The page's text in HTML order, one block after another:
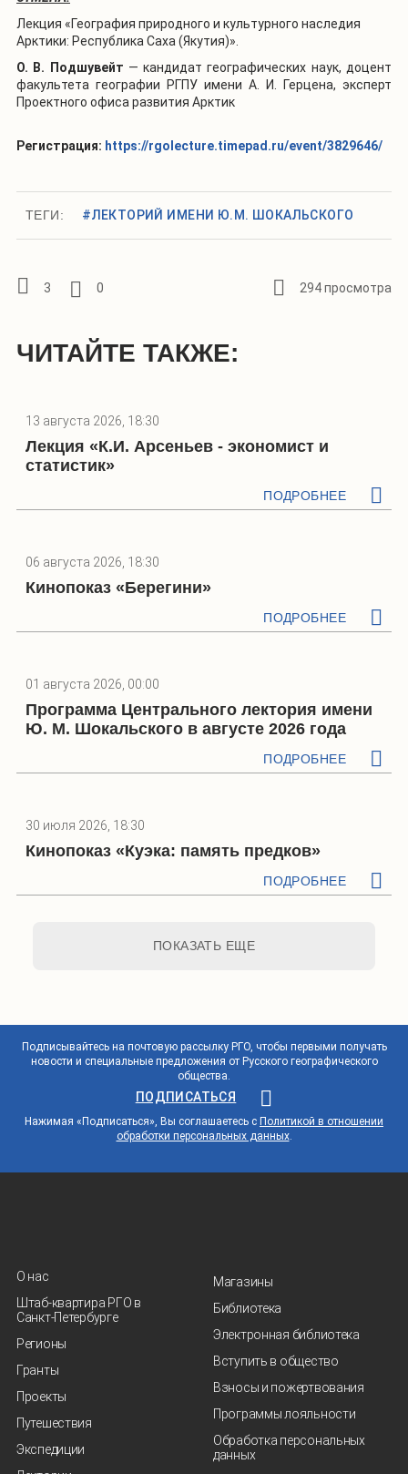
Лекция «География природного и культурного наследия
Арктики: Республика Саха (Якутия)».
О. В. Подшувейт — кандидат географических наук, доцент
факультета географии РГПУ имени А. И. Герцена, эксперт
Проектного офиса развития Арктик
Регистрация: https://rgolecture.timepad.ru/event/3829646/
ТЕГИ: #ЛЕКТОРИЙ ИМЕНИ Ю.М. ШОКАЛЬСКОГО
3 0 294 просмотра
ЧИТАЙТЕ ТАКЖЕ:
13 августа 2026, 18:30
Лекция «К.И. Арсеньев - экономист и
статистик»
ПОДРОБНЕЕ
06 августа 2026, 18:30
Кинопоказ «Берегини»
ПОДРОБНЕЕ
01 августа 2026, 00:00
Программа Центрального лектория имени
Ю. М. Шокальского в августе 2026 года
ПОДРОБНЕЕ
30 июля 2026, 18:30
Кинопоказ «Куэка: память предков»
ПОДРОБНЕЕ
ПОКАЗАТЬ ЕЩЕ
Подписывайтесь на почтовую рассылку РГО, чтобы первыми получать
новости и специальные предложения от Русского географического
общества.
ПОДПИСАТЬСЯ
Нажимая «Подписаться», Вы соглашаетесь с Политикой в отношении
обработки персональных данных.
О нас
Штаб-квартира РГО в
Санкт‑Петербурге
Регионы
Гранты
Проекты
Путешествия
Экспедиции
Магазины
Библиотека
Электронная библиотека
Вступить в общество
Взносы и пожертвования
Программы лояльности
Обработка персональных
данных